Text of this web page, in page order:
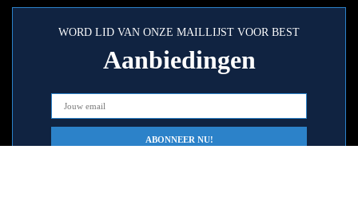
WORD LID VAN ONZE MAILLIJST VOOR BEST
Aanbiedingen